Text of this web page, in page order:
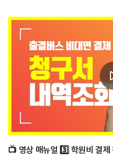
📺️ 영상 매뉴얼 3️⃣ 학원비 결제